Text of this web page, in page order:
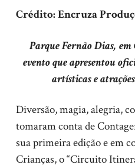
Crédito: Encruza
Parque Fernão Dias,
evento que apresentou
artísticas e
Diversão, magia, alegria,
tomaram conta de
sua primeira edição e em
Crianças, o “Circuito